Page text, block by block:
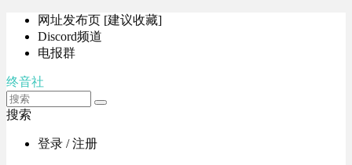
网址发布页 [建议收藏]
Discord频道
电报群
终音社
搜索
登录 / 注册